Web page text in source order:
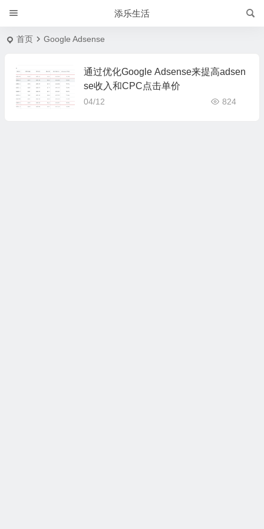
添乐生活
首页 Google Adsense
通过优化Google Adsense来提高adsen
se收入和CPC点击单价
04/12 824